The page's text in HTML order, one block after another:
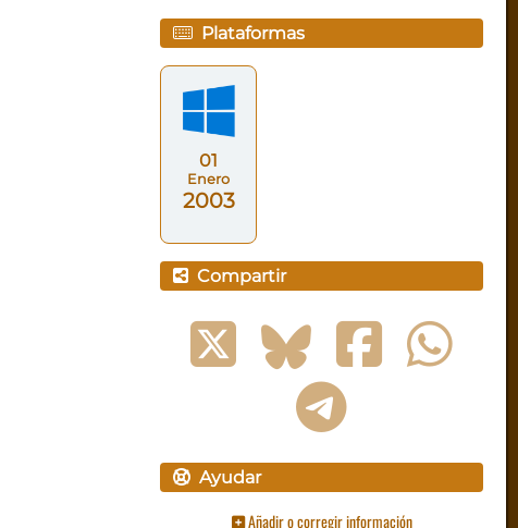
Plataformas
01
Enero
2003
Compartir
Ayudar
Añadir o corregir información